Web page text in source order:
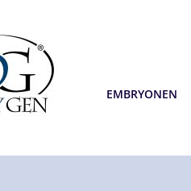
EMBRYONEN